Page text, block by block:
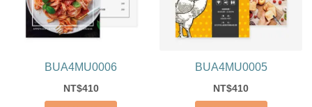
BUA4MU0006
NT$410
BUA4MU0005
NT$410